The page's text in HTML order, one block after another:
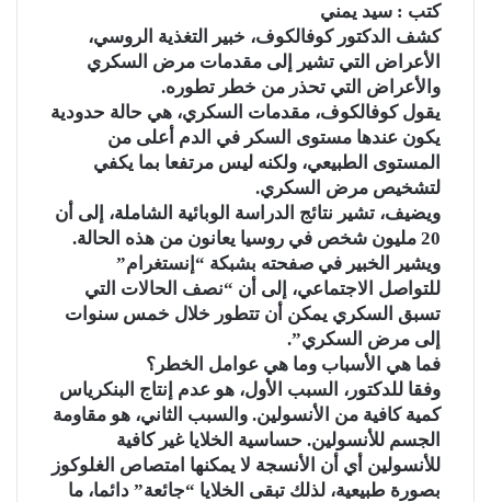
ب
و
ك
ر
ك
د
إ
ن
m
b
l
r
ت
ي
ر
س
ت
d
d
i
t
o
n
t
a
k
t
e
k
l
a
s
s
i
k
i
ت
كتب : سيد يمني
كشف الدكتور كوفالكوف، خبير التغذية الروسي،
الأعراض التي تشير إلى مقدمات مرض السكري
والأعراض التي تحذر من خطر تطوره.
يقول كوفالكوف، مقدمات السكري، هي حالة حدودية
يكون عندها مستوى السكر في الدم أعلى من
المستوى الطبيعي، ولكنه ليس مرتفعا بما يكفي
لتشخيص مرض السكري.
ويضيف، تشير نتائج الدراسة الوبائية الشاملة، إلى أن
20 مليون شخص في روسيا يعانون من هذه الحالة.
ويشير الخبير في صفحته بشبكة “إنستغرام”
للتواصل الاجتماعي، إلى أن “نصف الحالات التي
تسبق السكري يمكن أن تتطور خلال خمس سنوات
إلى مرض السكري”.
فما هي الأسباب وما هي عوامل الخطر؟
وفقا للدكتور، السبب الأول، هو عدم إنتاج البنكرياس
كمية كافية من الأنسولين. والسبب الثاني، هو مقاومة
الجسم للأنسولين. حساسية الخلايا غير كافية
للأنسولين أي أن الأنسجة لا يمكنها امتصاص الغلوكوز
بصورة طبيعية، لذلك تبقى الخلايا “جائعة” دائما، ما